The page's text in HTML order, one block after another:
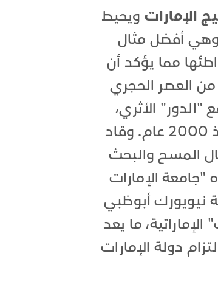
الإمارات ويحيط
وهي أفضل مثال
مما يؤكد أن
ذلك مواقع من العصر الحجري
"الدور" الأثري،
وهو ميناء ارتباط بحركة تجارية مع الإمبراطورية الرومانية منذ 2000 عام. وقاد
المسح والبحث
"جامعة الإمارات
نيويورك أبوظبي
ما يعد
دولة الإمارات